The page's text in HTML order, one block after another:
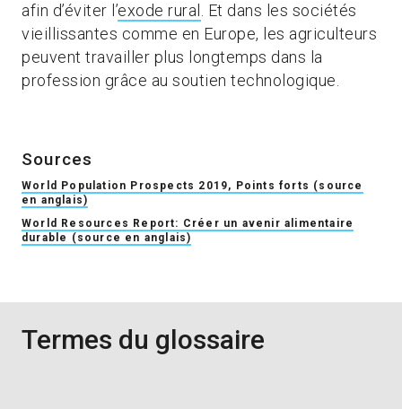
afin d’éviter l’exode rural
. Et dans les sociétés
vieillissantes comme en Europe, les agriculteurs
peuvent travailler plus longtemps dans la
profession grâce au soutien technologique.
Sources
World Population Prospects 2019, Points forts (source
en anglais)
World Resources Report: Créer un avenir alimentaire
durable (source en anglais)
Termes du glossaire